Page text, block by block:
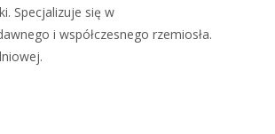
Specjalizuje się w
i współczesnego rzemiosła.